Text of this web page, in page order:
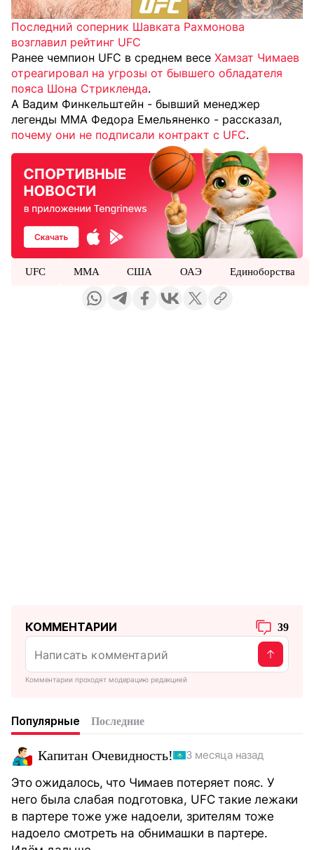
Последний соперник Шавката Рахмонова
возглавил рейтинг UFC
Ранее чемпион UFC в среднем весе Хамзат Чимаев
отреагировал на угрозы от бывшего обладателя
пояса Шона Стрикленда.
А Вадим Финкельштейн - бывший менеджер
легенды ММА Федора Емельяненко - рассказал,
почему они не подписали контракт с UFC.
UFC ММА США ОАЭ Единоборства
КОММЕНТАРИИ 39
Комментарии проходят модерацию редакцией
Популярные Последние
Капитан Очевидность! 3 месяца назад
Это ожидалось, что Чимаев потеряет пояс. У
него была слабая подготовка, UFC такие лежаки
в партере тоже уже надоели, зрителям тоже
надоело смотреть на обнимашки в партере.